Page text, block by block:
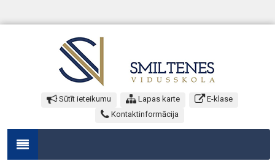
Sūtīt ieteikumu Lapas karte
E-klase
Kontaktinformācija